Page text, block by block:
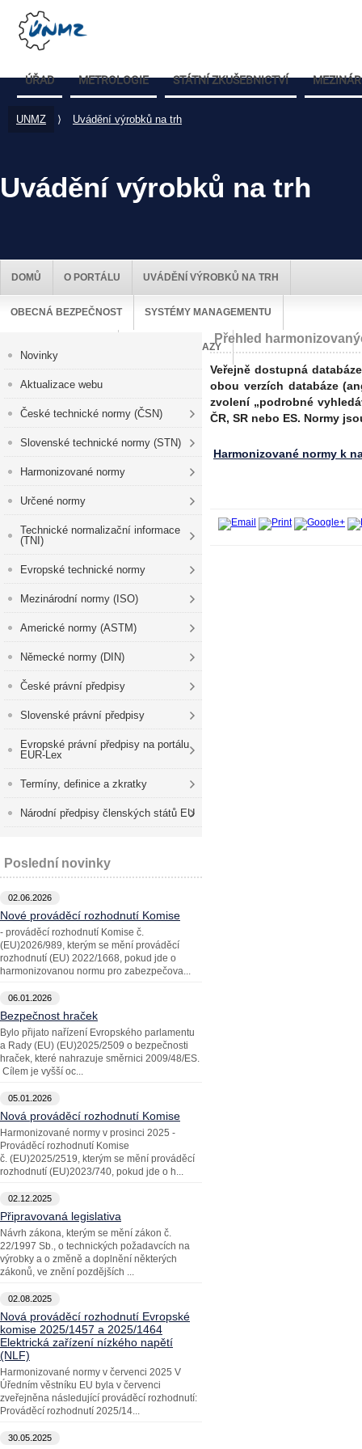
ÚŘAD METROLOGIE STÁTNÍ ZKUŠEBNICTVÍ
UNMZ ⟩ Uvádění výrobků na trh
Uvádění výrobků na trh
DOMŮ O PORTÁLU UVÁDĚNÍ VÝROBKŮ NA TRH
OBECNÁ BEZPEČNOST SYSTÉMY MANAGEMENTU
UŽITEČNÉ ODKAZY
Novinky
Aktualizace webu
České technické normy (ČSN)
Slovenské technické normy (STN)
Harmonizované normy
Určené normy
Technické normalizační informace
(TNI)
Evropské technické normy
Mezinárodní normy (ISO)
Americké normy (ASTM)
Německé normy (DIN)
České právní předpisy
Slovenské právní předpisy
Evropské právní předpisy na portálu
EUR-Lex
Termíny, definice a zkratky
Národní předpisy členských států EU
Poslední novinky
02.06.2026
Nové prováděcí rozhodnutí Komise
- prováděcí rozhodnutí Komise č.
(EU)2026/989, kterým se mění prováděcí
rozhodnutí (EU) 2022/1668, pokud jde o
harmonizovanou normu pro zabezpečova...
06.01.2026
Bezpečnost hraček
Bylo přijato nařízení Evropského parlamentu
a Rady (EU) (EU)2025/2509 o bezpečnosti
hraček, které nahrazuje směrnici 2009/48/ES.
Cílem je vyšší oc...
05.01.2026
Nová prováděcí rozhodnutí Komise
Harmonizované normy v prosinci 2025 -
Prováděcí rozhodnutí Komise
č. (EU)2025/2519, kterým se mění prováděcí
rozhodnutí (EU)2023/740, pokud jde o h...
02.12.2025
Připravovaná legislativa
Návrh zákona, kterým se mění zákon č.
22/1997 Sb., o technických požadavcích na
výrobky a o změně a doplnění některých
zákonů, ve znění pozdějších ...
02.08.2025
Nová prováděcí rozhodnutí Evropské
komise 2025/1457 a 2025/1464
Elektrická zařízení nízkého napětí
(NLF)
Harmonizované normy v červenci 2025 V
Úředním věstníku EU byla v červenci
zveřejněna následující prováděcí rozhodnutí:
Prováděcí rozhodnutí 2025/14...
30.05.2025
Přehled
Veřejně dostupná
obou verzích databáze
zvolení „podrobné
ČR, SR nebo ES. Normy
Harmonizované normy k